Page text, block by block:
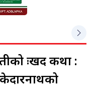
दुःखद कथा :